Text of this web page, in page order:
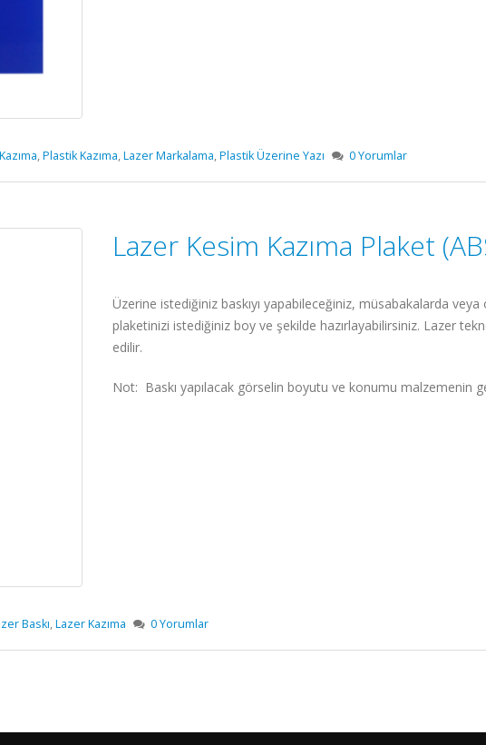
,Plastik Kazıma,Lazer Markalama,Plastik Üzerine Yazı
0 Yorumlar
Lazer Kesim Kazıma Plaket
Üzerine istediğiniz baskıyı yapabileceğiniz, müsabakalarda
plaketinizi istediğiniz boy ve şekilde hazırlayabilirsiniz. Lazer
edilir.
Not: Baskı yapılacak görselin boyutu ve konumu malzemenin
Baskı,Lazer Kazıma
0 Yorumlar